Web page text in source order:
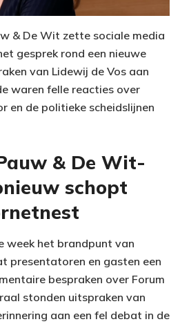
& De Wit zette sociale media
gesprek rond een nieuwe
van Lidewij de Vos aan
waren felle reacties over
en de politieke scheidslijnen
& De Wit-
schopt
week het brandpunt van
presentatoren en gasten een
bespraken over Forum
stonden uitspraken van
aan een fel debat in de